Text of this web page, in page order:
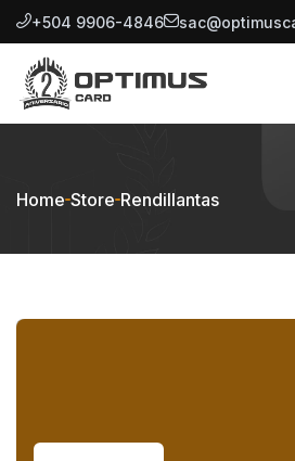
+504 9906-4846
Home Store Rendillantas